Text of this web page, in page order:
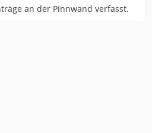
an der Pinnwand verfasst.